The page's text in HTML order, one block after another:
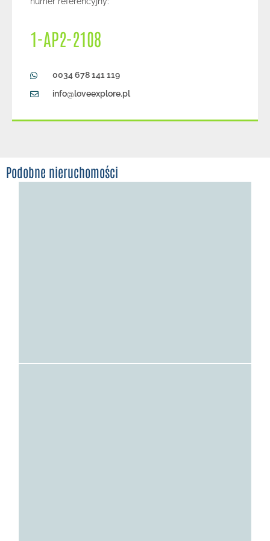
1-AP2-2108
0034 678 141 119
info@loveexplore.pl
Podobne nieruchomości